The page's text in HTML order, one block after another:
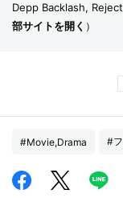
Depp Backlash,
部サイトを開く ）
#Movie,Drama #